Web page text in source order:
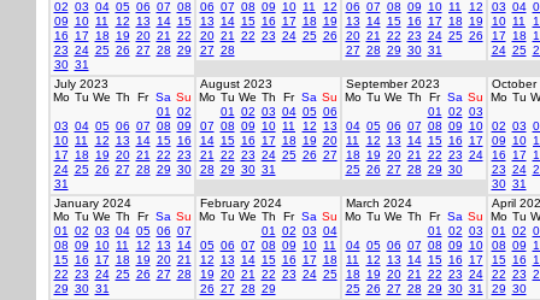
02 03 04 05 06 07 08
09
10 11 12 13 14 15
16
17 18 19 20 21
22
23 24 25 26 27 28 29
30 31
06 07 08 09 10 11
12
13
14 15 16 17 18
19
20 21 22 23 24 25 26
27 28
06 07 08 09 10 11
12
13
14 15 16 17 18
19
20 21 22 23 24 25 26
27 28 29 30 31
03 04
10 11
17
18
24 25
July 2023
Mo Tu We Th Fr Sa Su
01
02
03 04 05 06 07 08 09
10 11 12 13 14 15 16
17
18 19 20 21 22 23
24 25 26 27 28 29 30
31
August 2023
Mo Tu We Th Fr Sa Su
01
02 03 04 05 06
07 08 09 10 11 12
13
14 15 16 17 18 19 20
21
22 23 24 25 26 27
28 29 30 31
September 2023
Mo Tu We Th Fr Sa Su
01
02 03
04 05 06 07 08 09
10
11
12 13 14 15 16
17
18
19 20 21 22 23 24
25 26 27 28 29 30
October
Mo Tu
02 03
09
10
16
17
23 24
30 31
January 2024
Mo Tu We Th Fr Sa Su
01
02 03 04 05 06 07
08 09 10 11 12 13
14
15 16 17 18 19 20 21
22 23 24 25 26 27 28
29 30 31
February 2024
Mo Tu We Th Fr Sa Su
01
02 03 04
05 06 07 08 09 10 11
12
13 14 15 16 17
18
19 20 21 22 23 24 25
26 27 28 29
March 2024
Mo Tu We Th Fr Sa Su
01
02 03
04 05 06 07 08 09
10
11
12 13 14 15 16
17
18
19 20 21 22 23 24
25 26 27 28 29 30 31
April
Mo Tu
01
02
08 09
15 16
22 23
29 30